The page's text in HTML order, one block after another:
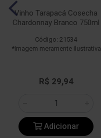
Vinho Tarapacá Cosecha
Chardonnay Branco 750ml
Código: 21534
*Imagem meramente ilustrativa
R$ 29,94
Adicionar